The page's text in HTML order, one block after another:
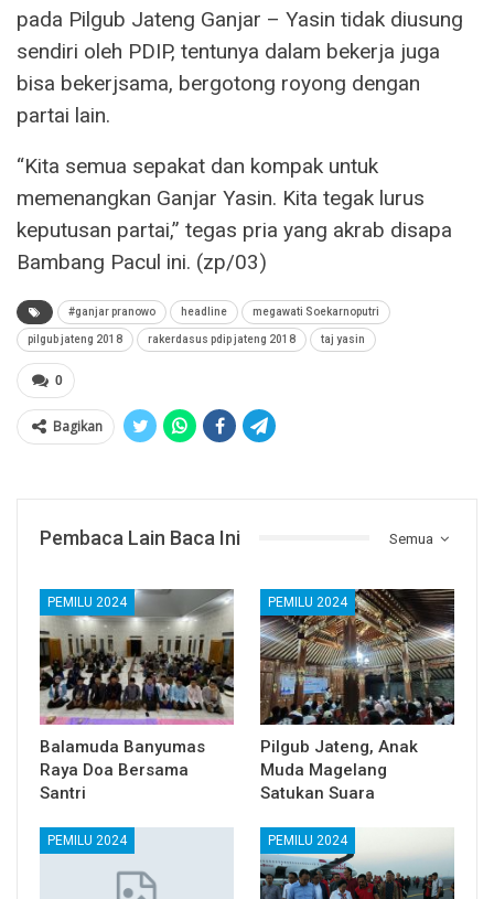
pada Pilgub Jateng Ganjar – Yasin tidak diusung
sendiri oleh PDIP, tentunya dalam bekerja juga
bisa bekerjsama, bergotong royong dengan
partai lain.
“Kita semua sepakat dan kompak untuk
memenangkan Ganjar Yasin. Kita tegak lurus
keputusan partai,” tegas pria yang akrab disapa
Bambang Pacul ini. (zp/03)
#ganjar pranowo headline megawati Soekarnoputri
pilgub jateng 2018 rakerdasus pdip jateng 2018 taj yasin
0
Bagikan
Semua
Pembaca Lain Baca Ini
PEMILU 2024
Balamuda Banyumas
Raya Doa Bersama
Santri
PEMILU 2024
Pilgub Jateng, Anak
Muda Magelang
Satukan Suara
PEMILU 2024 PEMILU 2024